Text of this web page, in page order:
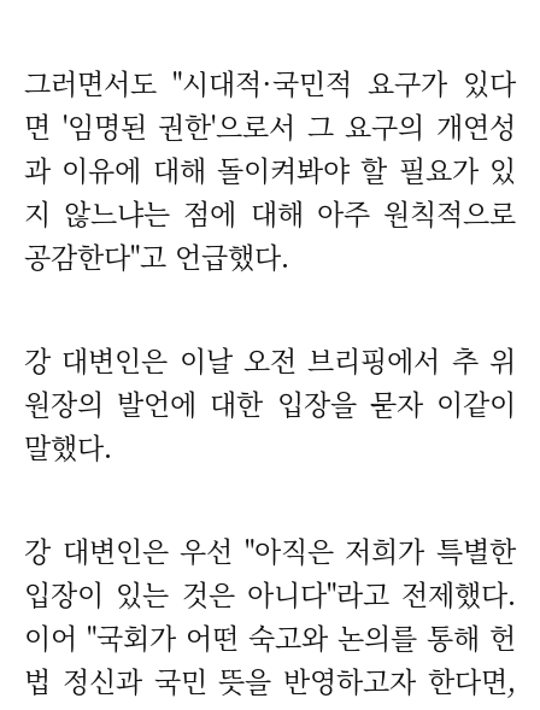
그러면서도 "시대적·국민적 요구가 있다
면 '임명된 권한'으로서 그 요구의 개연성
과 이유에 대해 돌이켜봐야 할 필요가 있
지 않느냐는 점에 대해 아주 원칙적으로
공감한다"고 언급했다.
강 대변인은 이날 오전 브리핑에서 추 위
원장의 발언에 대한 입장을 묻자 이같이
말했다.
강 대변인은 우선 "아직은 저희가 특별한
입장이 있는 것은 아니다"라고 전제했다.
이어 "국회가 어떤 숙고와 논의를 통해 헌
법 정신과 국민 뜻을 반영하고자 한다면,